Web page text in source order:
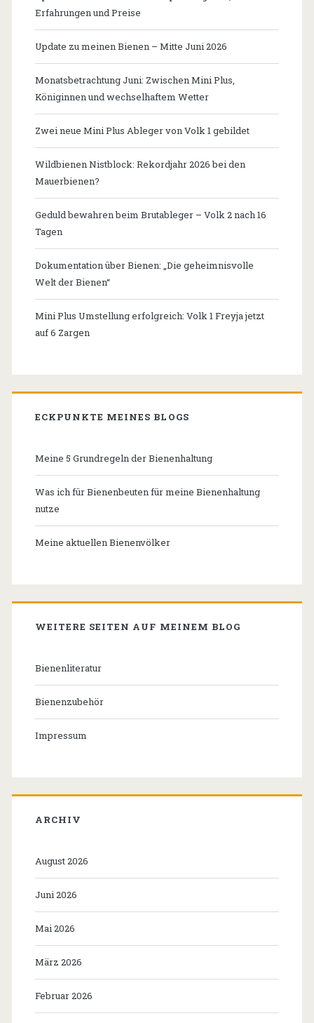
Erfahrungen und Preise
Update zu meinen Bienen – Mitte Juni 2026
Monatsbetrachtung Juni: Zwischen Mini Plus,
Königinnen und wechselhaftem Wetter
Zwei neue Mini Plus Ableger von Volk 1 gebildet
Wildbienen Nistblock: Rekordjahr 2026 bei den
Mauerbienen?
Geduld bewahren beim Brutableger – Volk 2 nach 16
Tagen
Dokumentation über Bienen: „Die geheimnisvolle
Welt der Bienen“
Mini Plus Umstellung erfolgreich: Volk 1 Freyja jetzt
auf 6 Zargen
ECKPUNKTE MEINES BLOGS
Meine 5 Grundregeln der Bienenhaltung
Was ich für Bienenbeuten für meine Bienenhaltung
nutze
Meine aktuellen Bienenvölker
WEITERE SEITEN AUF MEINEM BLOG
Bienenliteratur
Bienenzubehör
Impressum
ARCHIV
August 2026
Juni 2026
Mai 2026
März 2026
Februar 2026